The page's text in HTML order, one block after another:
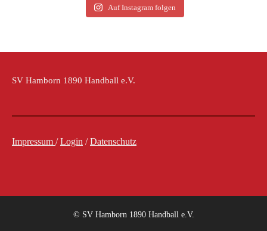
Auf Instagram folgen
SV Hamborn 1890 Handball e.V.
Impressum /Login /Datenschutz
© SV Hamborn 1890 Handball e.V.